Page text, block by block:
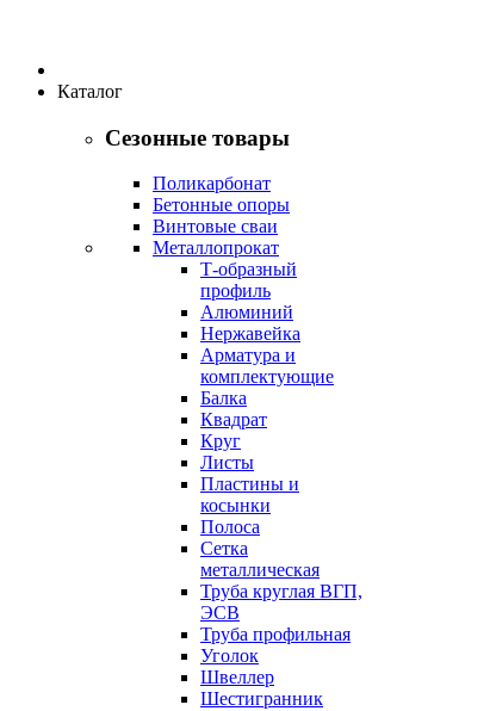
Каталог
Сезонные товары
Поликарбонат
Бетонные опоры
Винтовые сваи
Металлопрокат
Т-образный
профиль
Алюминий
Нержавейка
Арматура и
комплектующие
Балка
Квадрат
Круг
Листы
Пластины и
косынки
Полоса
Сетка
металлическая
Труба круглая ВГП,
ЭСВ
Труба профильная
Уголок
Швеллер
Шестигранник